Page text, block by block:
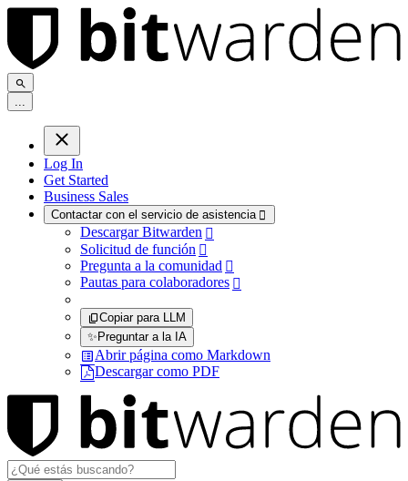
...
Log In
Get Started
Business Sales
Contactar con el servicio de asistencia 
Descargar Bitwarden 
Solicitud de función 
Pregunta a la comunidad 
Pautas para colaboradores 
Copiar para LLM
✨Preguntar a la IA
Abrir página como Markdown
Descargar como PDF